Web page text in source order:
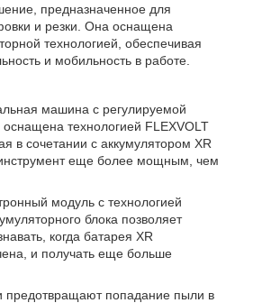
предназначенное для
и резки. Она оснащена
технологией, обеспечивая
и мобильность в работе.
машина с регулируемой
технологией FLEXVOLT
в сочетании с аккумулятором XR
еще более мощным, чем
модуль с технологией
блока позволяет
когда батарея XR
и получать еще больше
предотвращают попадание пыли в